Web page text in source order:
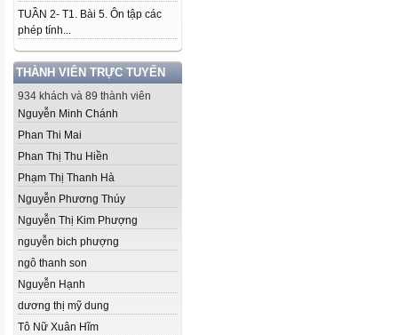
TUẦN 2- T1. Bài 5. Ôn tập các
phép tính...
THÀNH VIÊN TRỰC TUYẾN
934 khách và 89 thành viên
Nguyễn Minh Chánh
Phan Thi Mai
Phan Thị Thu Hiền
Phạm Thị Thanh Hà
Nguyễn Phương Thúy
Nguyễn Thị Kim Phượng
nguyễn bich phượng
ngô thanh son
Nguyễn Hạnh
dương thị mỹ dung
Tô Nữ Xuân Hĩm